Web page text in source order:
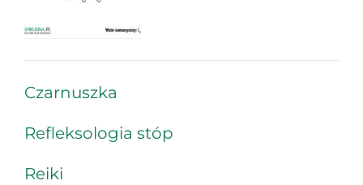
Czarnuszka
Refleksologia stóp
Reiki